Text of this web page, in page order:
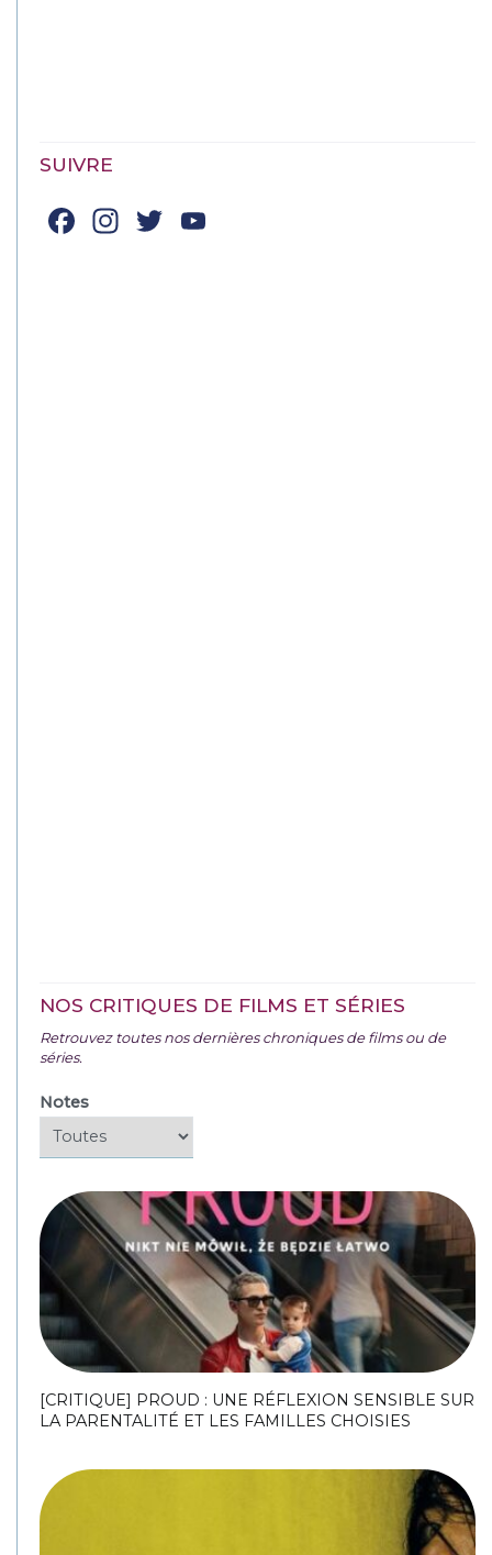
SUIVRE
Facebook
Instagram
Twitter
NOS CRITIQUES DE FILMS ET SÉRIES
Retrouvez toutes nos dernières chroniques de films ou de
séries.
Notes
[CRITIQUE] PROUD : UNE RÉFLEXION SENSIBLE SUR
LA PARENTALITÉ ET LES FAMILLES CHOISIES